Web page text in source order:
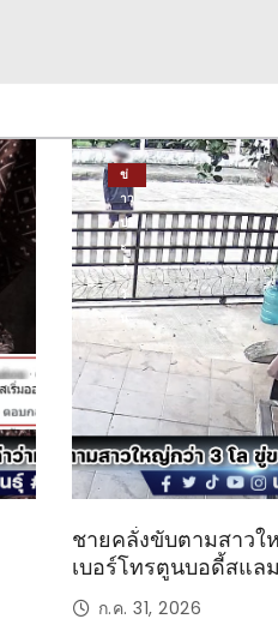
ข่
าว
ปร
ะ
จำ
วั
ชายคลั่งขับตามสาวใ
เบอร์โทรตูนบอดี้สแลม
ก.ค. 31, 2026